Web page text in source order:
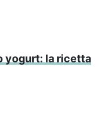
yogurt: la ricetta